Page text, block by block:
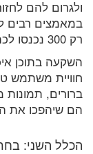
ולגרום להם
רק 300 נכנסו לכתבה וקראו אותה – פספסתם את המטרה.
השקעה בתוכן
חוויית משתמש
ברורים, תמונות
הם שיהפכו את
הכלל השני: